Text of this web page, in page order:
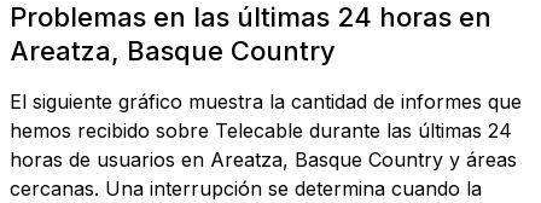
Problemas en las últimas 24 horas en
Areatza, Basque Country
El siguiente gráfico muestra la cantidad de informes que
hemos recibido sobre Telecable durante las últimas 24
horas de usuarios en Areatza, Basque Country y áreas
cercanas. Una interrupción se determina cuando la